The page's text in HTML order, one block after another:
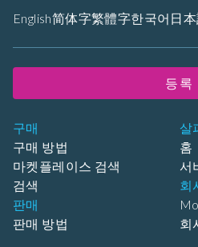
구매
구매 방법
마켓플레이스 검색
검색
판매
판매 방법
살
홈
서
회
회
English简体字繁體字한국어 日
등록